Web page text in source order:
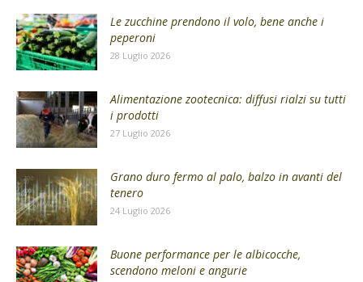
Le zucchine prendono il volo, bene anche i
peperoni
28 Luglio 2026
Alimentazione zootecnica: diffusi rialzi su tutti
i prodotti
27 Luglio 2026
Grano duro fermo al palo, balzo in avanti del
tenero
24 Luglio 2026
Buone performance per le albicocche,
scendono meloni e angurie